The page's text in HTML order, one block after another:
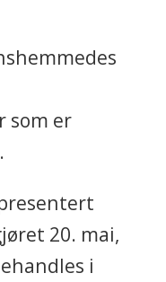
som er
20. mai,
i